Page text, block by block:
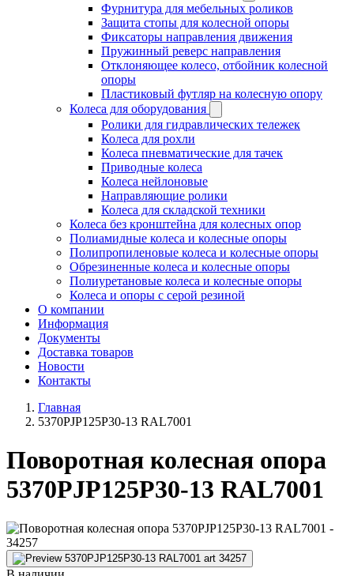
Фурнитура для мебельных роликов
Защита стопы для колесной опоры
Фиксаторы направления движения
Пружинный реверс направления
Отклоняющее колесо, отбойник колесной
опоры
Пластиковый футляр на колесную опору
Колеса для оборудования
Ролики для гидравлических тележек
Колеса для рохли
Колеса пневматические для тачек
Приводные колеса
Колеса нейлоновые
Направляющие ролики
Колеса для складской техники
Колеса без кронштейна для колесных опор
Полиамидные колеса и колесные опоры
Полипропиленовые колеса и колесные опоры
Обрезиненные колеса и колесные опоры
Полиуретановые колеса и колесные опоры
Колеса и опоры с серой резиной
О компании
Информация
Документы
Доставка товаров
Новости
Контакты
Главная
5370PJP125P30-13 RAL7001
Поворотная колесная опора
5370PJP125P30-13 RAL7001